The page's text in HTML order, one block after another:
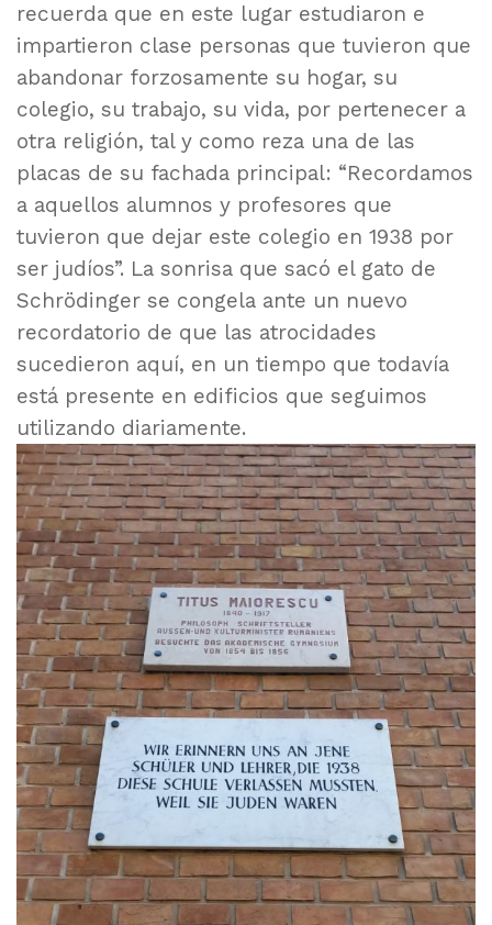
recuerda que en este lugar estudiaron e
impartieron clase personas que tuvieron que
abandonar forzosamente su hogar, su
colegio, su trabajo, su vida, por pertenecer a
otra religión, tal y como reza una de las
placas de su fachada principal: “Recordamos
a aquellos alumnos y profesores que
tuvieron que dejar este colegio en 1938 por
ser judíos”. La sonrisa que sacó el gato de
Schrödinger se congela ante un nuevo
recordatorio de que las atrocidades
sucedieron aquí, en un tiempo que todavía
está presente en edificios que seguimos
utilizando diariamente.